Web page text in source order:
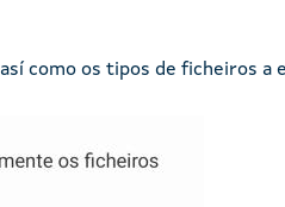
como os tipos de ficheiros a